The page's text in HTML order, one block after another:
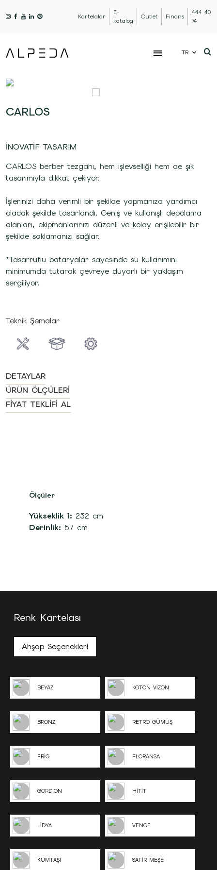
Kartelalar
E-
katalog
Outlet Finans
444 40
74
TR
CARLOS
İNOVATİF TASARIM
CARLOS berber tezgahı, hem işlevselliği hem de şık
tasarımıyla dikkat çekiyor.
İşlerinizi daha verimli bir şekilde yapmanıza yardımcı
olacak şekilde tasarlandı. Geniş ve kullanışlı depolama
alanları, ekipmanlarınızı düzenli ve kolay erişilebilir bir
şekilde saklamanızı sağlar.
*Tasarruflu bataryalar sayesinde su kullanımını
minimumda tutarak çevreye duyarlı bir yaklaşım
sergiliyor.
Teknik Şemalar
DETAYLAR
ÜRÜN ÖLÇÜLERI
FIYAT TEKLIFI AL
Ölçüler
Yükseklik 1: 232 cm
Derinlik: 57 cm
Renk Kartelası
Ahşap Seçenekleri
BEYAZ KOTON VİZON
BRONZ RETRO GÜMÜŞ
FRİG FLORANSA
GORDION HİTİT
LİDYA VENGE
KUMTAŞI SAFİR MEŞE